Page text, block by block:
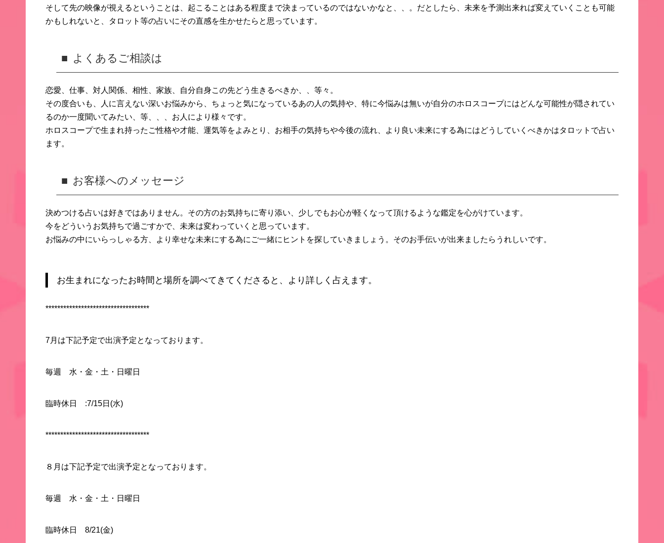
そして先の映像が視えるということは、 起こることはある程度まで決まっているのではないかなと、、。 だとしたら、 未来を予測出来れば変えていくことも可能
かもしれないと、
タロット等の占いにその直感を生かせたらと思っています。
よくあるご相談は
恋愛、仕事、対人関係、相性、家族、
自分自身この先どう生きるべきか、、等々。
その度合いも、人に言えない深いお悩みから、 ちょっと気になっているあの人の気持や、 特に今悩みは無いが自分のホロスコープにはどんな可能性が隠されてい
るのか一度聞いてみたい、等、、、お人により様々です。
ホロスコープで生まれ持ったご性格や才能、運気等をよみとり、 お相手の気持ちや今後の流れ、
より良い未来にする為にはどうしていくべきかはタロットで占い
ま す。
お客様へのメッセージ
決めつける占いは好きではありません。 その方のお気持ちに寄り添い、 少しでもお心が軽くなって頂けるよ うな鑑定を心がけています。
今をどういうお気持ちで過ごすかで、 未来は変わっていくと思っています。
お悩みの中にいらっしゃる方、より幸せな未来にする為に ご一緒に ヒントを探していきましょう。 そのお手伝いが出来ましたらうれしいです。
お生まれになったお時間と場所を調べてきてくださると、 より詳しく占えます。
***********************************
7月は下記予定で出演予定となっております。
毎週 水・金・土・日曜日
臨時休日 :7/15日(水)
***********************************
８月は下記予定で出演予定となっております。
毎週 水・金・土・日曜日
臨時休日 8/21(金)